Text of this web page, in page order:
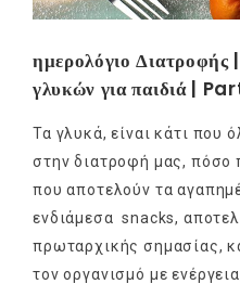
ημερολόγιο Διατροφής
γλυκών για παιδιά |
Τα γλυκά, είναι κάτι που
στην διατροφή μας, πόσο
που αποτελούν τα
ενδιάμεσα snacks,
πρωταρχικής σημασίας,
τον οργανισμό με